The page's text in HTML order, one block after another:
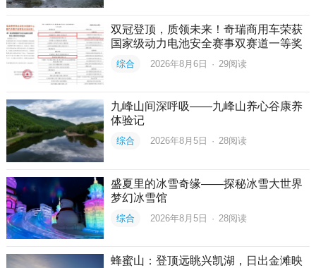
双冠登顶，质领未来！奇瑞商用车荣获
国家级动力电池安全赛事双赛道一等奖
综合 2026年8月6日 · 29阅读
九峰山间深呼吸——九峰山养心谷康养
体验记
综合 2026年8月5日 · 28阅读
盛夏里的冰雪奇缘——探秘冰雪大世界
梦幻冰雪馆
综合 2026年8月5日 · 28阅读
蜂蜜山：登顶远眺兴凯湖，日出金滩映